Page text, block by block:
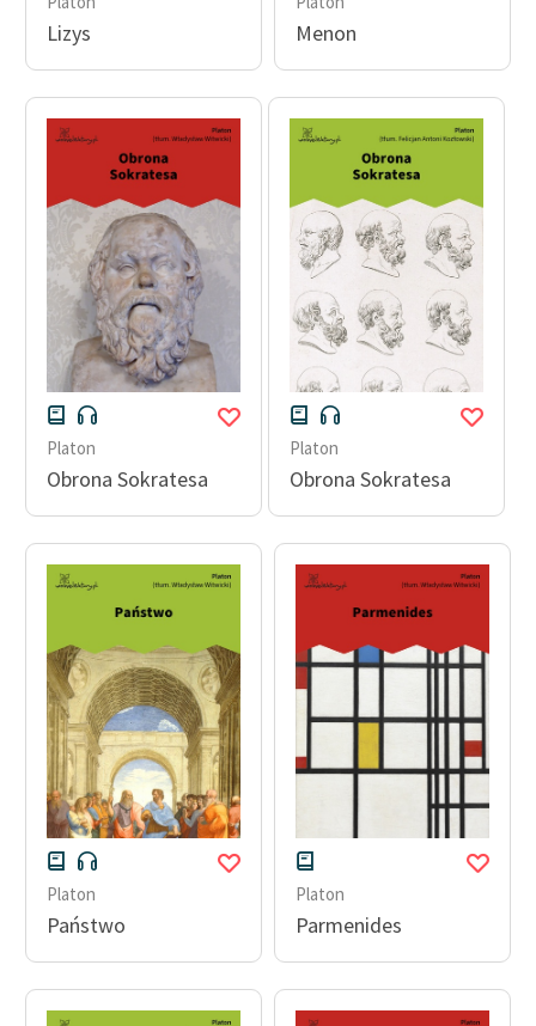
Lizys Menon
Platon
Obrona Sokratesa
Platon
Obrona Sokratesa
Platon
Państwo
Platon
Parmenides